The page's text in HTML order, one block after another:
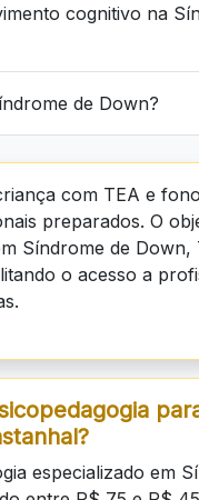
cognitivo na
de Down?
com TEA e
preparados. O
Síndrome de Down,
o acesso a
especializado em